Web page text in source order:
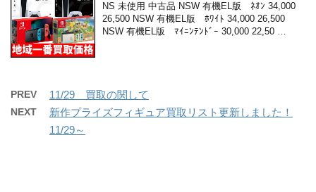
NS 未使用 中古品 NSW 有機EL版 ﾈｵﾝ 34,000
26,500 NSW 有機EL版 ﾎﾜｲﾄ 34,000 26,500
NSW 有機EL版 ﾏｲﾆﾝﾃﾝﾄﾞｰ 30,000 22,50 …
PREV 11/29 買取の関して
NEXT
新作プライズフィギュア買取リスト更新しました！
11/29～